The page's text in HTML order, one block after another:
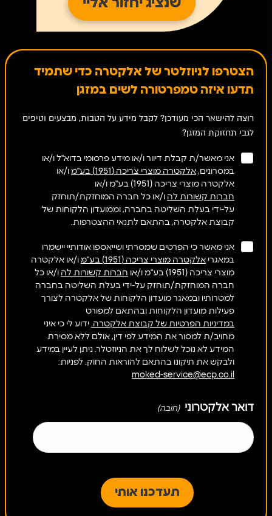
הצטרפו לניוזלטר של אלקטרה כדי שתמיד
תדעו איזה טמפרטורה לשים במזגן
רוצה להישאר הכי מעודכן? לקבל מידע על הטבות, מבצעים וטיפים
לגבי תחזוקת המזגן?
אני מאשר/ת קבלת דיוור ו/או מידע פרסומי בדוא"ל ו/או
במסרונים, אלקטרה מוצרי צריכה (1951) בע"מ
ו/או
אלקטרה מוצרי צריכה (1951) בע"מ ו/או
חברות קשורות לה ו/או כל חברה המוחזקת/תוחזק
על-ידי בעלת השליטה בחברה, וממועדון הלקוחות של
קבוצת אלקטרה, בהתאם לתנאי ההצטרפות.
אני מאשר כי הפרטים שמסרתי ושייאספו אודותיי יישמרו
במאגרי אלקטרה מוצרי צריכה (1951) בע"מ
ו/או אלקטרה
מוצרי צריכה (1951) בע"מ ו/או
חברות קשורות לה ו/או כל
חברה המוחזקת/תוחזק על-ידי בעלת השליטה בחברה
למטרותיו ובמאגר מועדון הלקוחות של אלקטרה לצורך
פעילות מועדון הלקוחות ובהתאם למפורט
במדיניות הפרטיות של קבוצת אלקטרה. ידוע לי כי איני
מחויב/ת למסור את המידע לפי דין, אולם ללא מסירת
המידע לא נוכל לשלוח לך את הניוזטלר. ניתן לעיין במידע
ולבקש את תיקונו בהתאם להוראות החוק. לפניות:
moked-service@ecp.co.il
דואר אלקטרוני (חובה)